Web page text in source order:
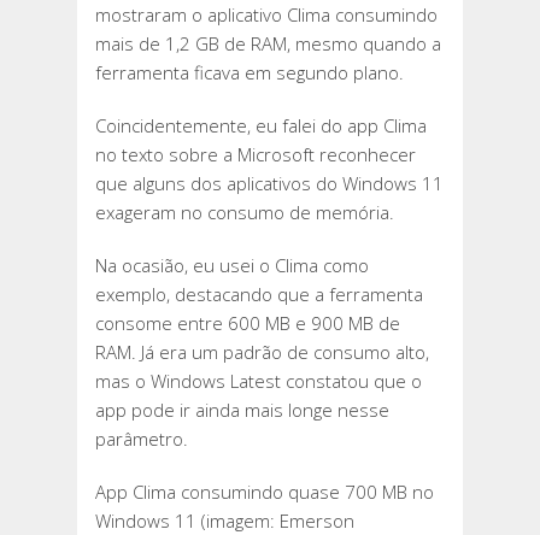
mostraram o aplicativo Clima consumindo
mais de 1,2 GB de RAM, mesmo quando a
ferramenta ficava em segundo plano.
Coincidentemente, eu falei do app Clima
no texto sobre a Microsoft reconhecer
que alguns dos aplicativos do Windows 11
exageram no consumo de memória.
Na ocasião, eu usei o Clima como
exemplo, destacando que a ferramenta
consome entre 600 MB e 900 MB de
RAM. Já era um padrão de consumo alto,
mas o Windows Latest constatou que o
app pode ir ainda mais longe nesse
parâmetro.
App Clima consumindo quase 700 MB no
Windows 11 (imagem: Emerson